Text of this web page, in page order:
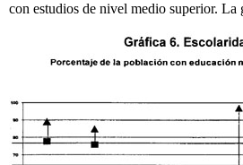
con estudios de nivel medio superior.